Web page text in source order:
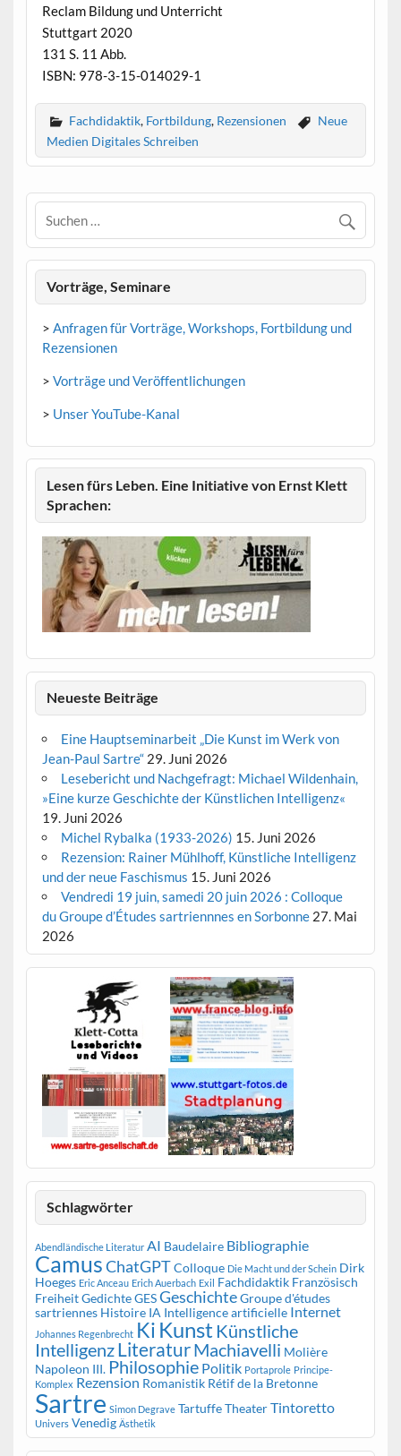
Reclam Bildung und Unterricht
Stuttgart 2020
131 S. 11 Abb.
ISBN: 978-3-15-014029-1
Fachdidaktik, Fortbildung, Rezensionen
Neue
Medien Digitales Schreiben
Vorträge, Seminare
> Anfragen für Vorträge, Workshops, Fortbildung und
Rezensionen
> Vorträge und Veröffentlichungen
> Unser YouTube-Kanal
Lesen fürs Leben. Eine Initiative von Ernst Klett
Sprachen:
Neueste Beiträge
Eine Hauptseminarbeit „Die Kunst im Werk von
Jean-Paul Sartre“ 29. Juni 2026
Lesebericht und Nachgefragt: Michael Wildenhain,
»Eine kurze Geschichte der Künstlichen Intelligenz«
19. Juni 2026
Michel Rybalka (1933-2026) 15. Juni 2026
Rezension: Rainer Mühlhoff, Künstliche Intelligenz
und der neue Faschismus 15. Juni 2026
Vendredi 19 juin, samedi 20 juin 2026 : Colloque
du Groupe d’Études sartriennnes en Sorbonne 27. Mai
2026
Schlagwörter
Abendländische Literatur AI Baudelaire Bibliographie
CamusChatGPTColloque Die Macht und der Schein Dirk
Hoeges Eric Anceau Erich Auerbach Exil
Fachdidaktik Französisch
FreiheitGedichteGESGeschichteGroupe d'études
sartriennes Histoire IA Intelligence artificielle Internet
Johannes Regenbrecht Ki Kunst Künstliche
IntelligenzLiteraturMachiavelli Molière
Napoleon III. Philosophie Politik Portaprole Principe-
Komplex Rezension Romanistik Rétif de la Bretonne
Sartre Simon Degrave TartuffeTheaterTintoretto
Univers Venedig Ästhetik